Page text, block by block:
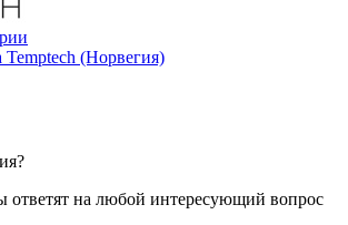
(Норвегия)
ответят на любой интересующий вопрос